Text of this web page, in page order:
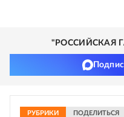
"РОССИЙСКАЯ
РУБРИКИ ПОДЕЛИТЬСЯ